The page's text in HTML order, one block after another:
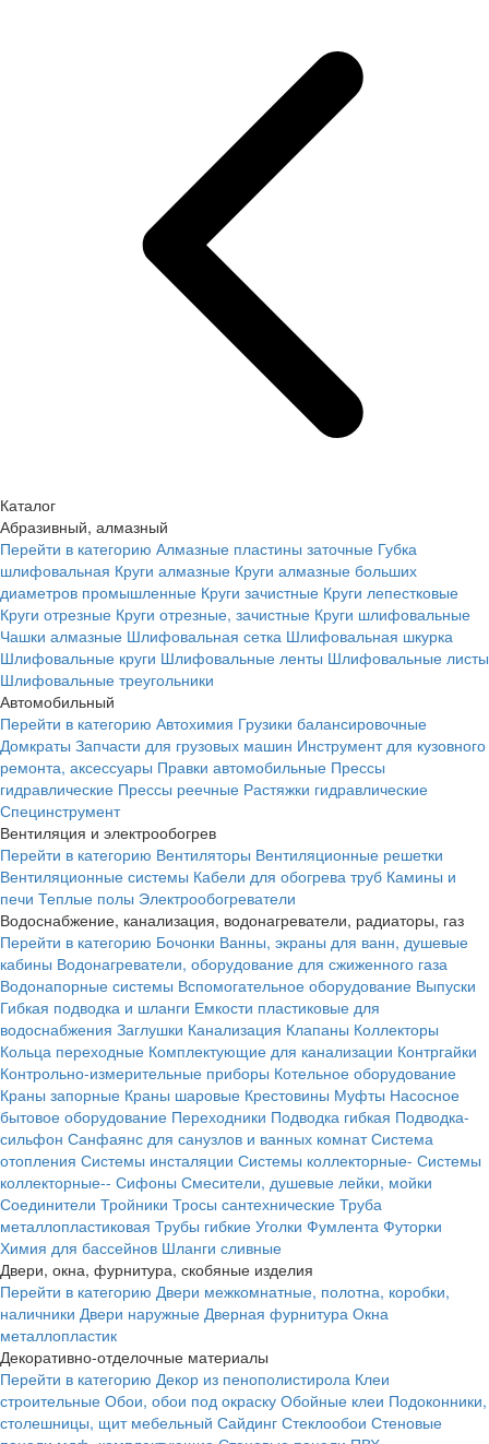
Каталог
Абразивный, алмазный
Перейти в категорию Алмазные пластины заточные Губка
шлифовальная Круги алмазные Круги алмазные больших
диаметров промышленные Круги зачистные Круги лепестковые
Круги отрезные Круги отрезные, зачистные Круги шлифовальные
Чашки алмазные Шлифовальная сетка Шлифовальная шкурка
Шлифовальные круги Шлифовальные ленты Шлифовальные листы
Шлифовальные треугольники
Автомобильный
Перейти в категорию Автохимия Грузики балансировочные
Домкраты Запчасти для грузовых машин Инструмент для кузовного
ремонта, аксессуары Правки автомобильные Прессы
гидравлические Прессы реечные Растяжки гидравлические
Специнструмент
Вентиляция и электрообогрев
Перейти в категорию Вентиляторы Вентиляционные решетки
Вентиляционные системы Кабели для обогрева труб Камины и
печи Теплые полы Электрообогреватели
Водоснабжение, канализация, водонагреватели, радиаторы, газ
Перейти в категорию Бочонки Ванны, экраны для ванн, душевые
кабины Водонагреватели, оборудование для сжиженного газа
Водонапорные системы Вспомогательное оборудование Выпуски
Гибкая подводка и шланги Емкости пластиковые для
водоснабжения Заглушки Канализация Клапаны Коллекторы
Кольца переходные Комплектующие для канализации Контргайки
Контрольно-измерительные приборы Котельное оборудование
Краны запорные Краны шаровые Крестовины Муфты Насосное
бытовое оборудование Переходники Подводка гибкая Подводка-
сильфон Санфаянс для санузлов и ванных комнат Система
отопления Системы инсталяции Системы коллекторные- Системы
коллекторные-- Сифоны Смесители, душевые лейки, мойки
Соединители Тройники Тросы сантехнические Труба
металлопластиковая Трубы гибкие Уголки Фумлента Футорки
Химия для бассейнов Шланги сливные
Двери, окна, фурнитура, скобяные изделия
Перейти в категорию Двери межкомнатные, полотна, коробки,
наличники Двери наружные Дверная фурнитура Окна
металлопластик
Декоративно-отделочные материалы
Перейти в категорию Декор из пенополистирола Клеи
строительные Обои, обои под окраску Обойные клеи Подоконники,
столешницы, щит мебельный Сайдинг Стеклообои Стеновые